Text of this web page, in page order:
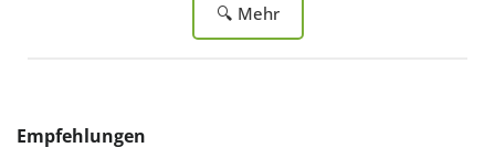
🔍 Mehr
Produktgalerie überspringen
Empfehlungen